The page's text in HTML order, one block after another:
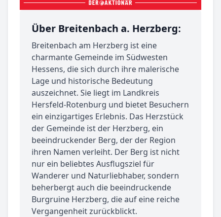
Über Breitenbach a. Herzberg:
Breitenbach am Herzberg ist eine
charmante Gemeinde im Südwesten
Hessens, die sich durch ihre malerische
Lage und historische Bedeutung
auszeichnet. Sie liegt im Landkreis
Hersfeld-Rotenburg und bietet Besuchern
ein einzigartiges Erlebnis. Das Herzstück
der Gemeinde ist der Herzberg, ein
beeindruckender Berg, der der Region
ihren Namen verleiht. Der Berg ist nicht
nur ein beliebtes Ausflugsziel für
Wanderer und Naturliebhaber, sondern
beherbergt auch die beeindruckende
Burgruine Herzberg, die auf eine reiche
Vergangenheit zurückblickt.